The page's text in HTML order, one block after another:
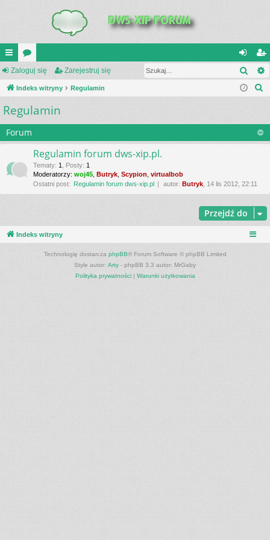
UI
C
K
_L
IN
or
a
al
og
si
ę
ar
ej
tru
j
Zaloguj się Zarejestruj się
Indeks witryny Regulamin
a
Regulamin
Forum
Regulamin forum dws-xip.pl.
Tematy: 1 Posty: 1
Moderatorzy: woj45 Butryk Scypion virtualbob
Ostatni post: Regulamin forum dws-xip.pl autor: Butryk , 14 lis 2012, 22:11
Przejdź do
Indeks witryny
Technologię dostarcza phpBB® Forum Software © phpBB Limited
Style autor: Arty - phpBB 3.3 autor: MrGaby
Polityka prywatności| Warunki użytkowania